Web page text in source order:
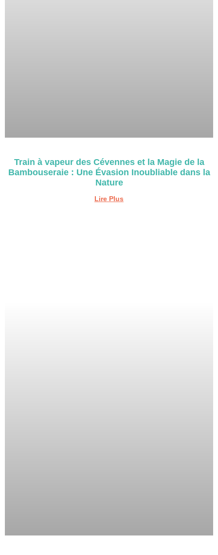
Train à vapeur des Cévennes et la Magie de la
Bambouseraie : Une Évasion Inoubliable dans la
Nature
Lire Plus